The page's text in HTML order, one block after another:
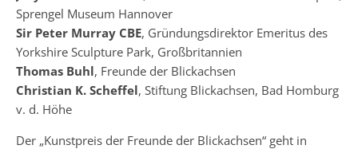
Sprengel Museum Hannover
Sir Peter Murray CBE, Gründungsdirektor Emeritus des
Yorkshire Sculpture Park, Großbritannien
Thomas Buhl, Freunde der Blickachsen
Christian K. Scheffel, Stiftung Blickachsen, Bad Homburg
v. d. Höhe
Der „Kunstpreis der Freunde der Blickachsen“ geht in